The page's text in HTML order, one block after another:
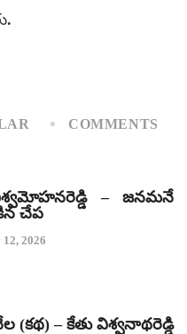
COMMENTS
– జనమనే
చేప
2026
(కథ) – కేతు విశ్వనాథరెడ్డి